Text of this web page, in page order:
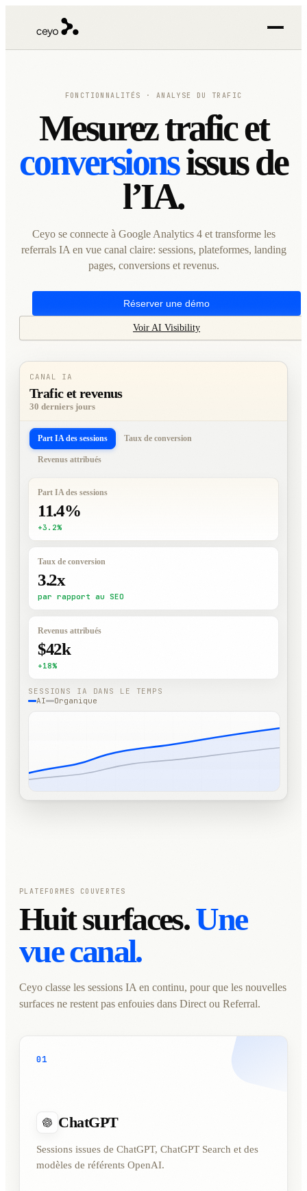
FONCTIONNALITÉS · ANALYSE DU TRAFIC
Mesurez trafic et
conversionsissus de
l’IA.
Ceyo se connecte à Google Analytics 4 et transforme les
referrals IA en vue canal claire: sessions, plateformes, landing
pages, conversions et revenus.
Réserver une démo
Voir AI Visibility
CANAL IA
Trafic et revenus
30 derniers jours
Part IA des sessions Taux de conversion
Revenus attribués
Part IA des sessions
11.4%
+3.2%
Taux de conversion
3.2x
par rapport au SEO
Revenus attribués
$42k
+18%
SESSIONS IA DANS LE TEMPS
AI
Organique
PLATEFORMES COUVERTES
Huit surfaces.Une
vue canal.
Ceyo classe les sessions IA en continu, pour que les nouvelles
surfaces ne restent pas enfouies dans Direct ou Referral.
01
ChatGPT
Sessions issues de ChatGPT, ChatGPT Search et des
modèles de référents OpenAI.